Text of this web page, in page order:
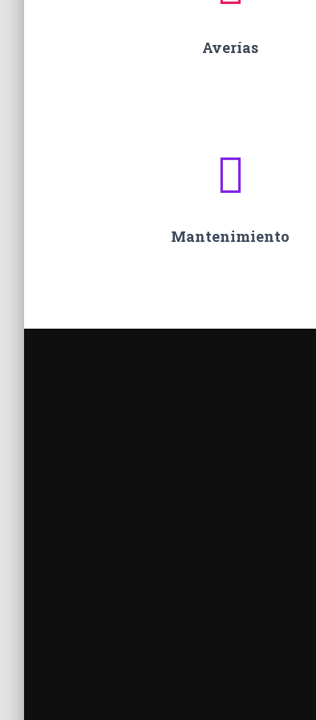
Averías
Mantenimiento